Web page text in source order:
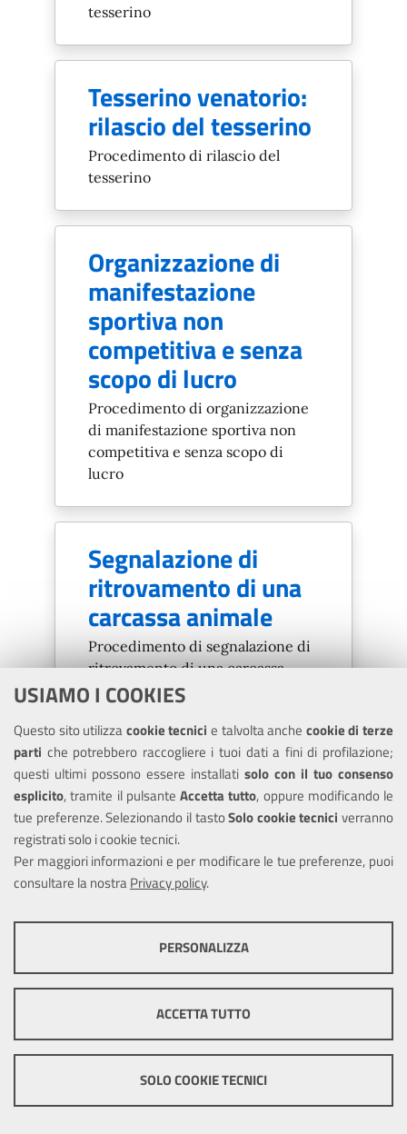
USIAMO I COOKIES
Questo sito utilizzacookie tecnicie talvolta anche cookie di terze
parti che potrebbero raccogliere i tuoi dati a fini di profilazione;
questi ultimi possono essere installati solo con il tuo consenso
esplicito, tramite il pulsante Accetta tutto, oppure modificando le
tue preferenze. Selezionando il tastoSolo cookie tecnici verranno
registrati solo i cookie tecnici.
Per maggiori informazioni e per modificare le tue preferenze, puoi
consultare la nostraPrivacy policy.
COOKIE TECNICI
ottimale per ogni utente. Essi non raccolgono i tuoi dati e le tue
informazioni di navigazione per scopi di marketing e profilazione, e
pertanto possono essere utilizzati senza bisogno di acquisire il tuo
consenso.
Mostra altre informazioni
Cookie tecnici e funzionali
PERSONALIZZA
ACCETTA TUTTO
SOLO COOKIE TECNICI
tesserino
Tesserino venatorio:
rilascio del tesserino
Procedimento di rilascio del
tesserino
Organizzazione di
manifestazione
sportiva non
competitiva e senza
scopo di lucro
Procedimento di organizzazione
di manifestazione sportiva non
competitiva e senza scopo di
lucro
Segnalazione di
ritrovamento di una
carcassa animale
Procedimento di segnalazione di
ritrovamento di una carcassa
animale
Trascrizione di una
negoziazione
assistita
Procedimento di trascrizione di
una negoziazione assisitita
Prenotazione di una
sala per celebrare
matrimoni o unioni
civili
Procedimento di prenotazione di
una sala per celebrare matrimoni